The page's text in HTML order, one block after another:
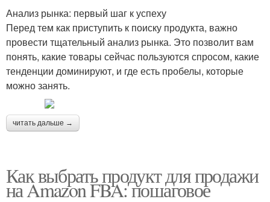
Анализ рынка: первый шаг к успеху
Перед тем как приступить к поиску продукта, важно
провести тщательный анализ рынка. Это позволит вам
понять, какие товары сейчас пользуются спросом, какие
тенденции доминируют, и где есть пробелы, которые
можно занять.
читать дальше →
Как выбрать продукт для продажи
на Amazon FBA: пошаговое